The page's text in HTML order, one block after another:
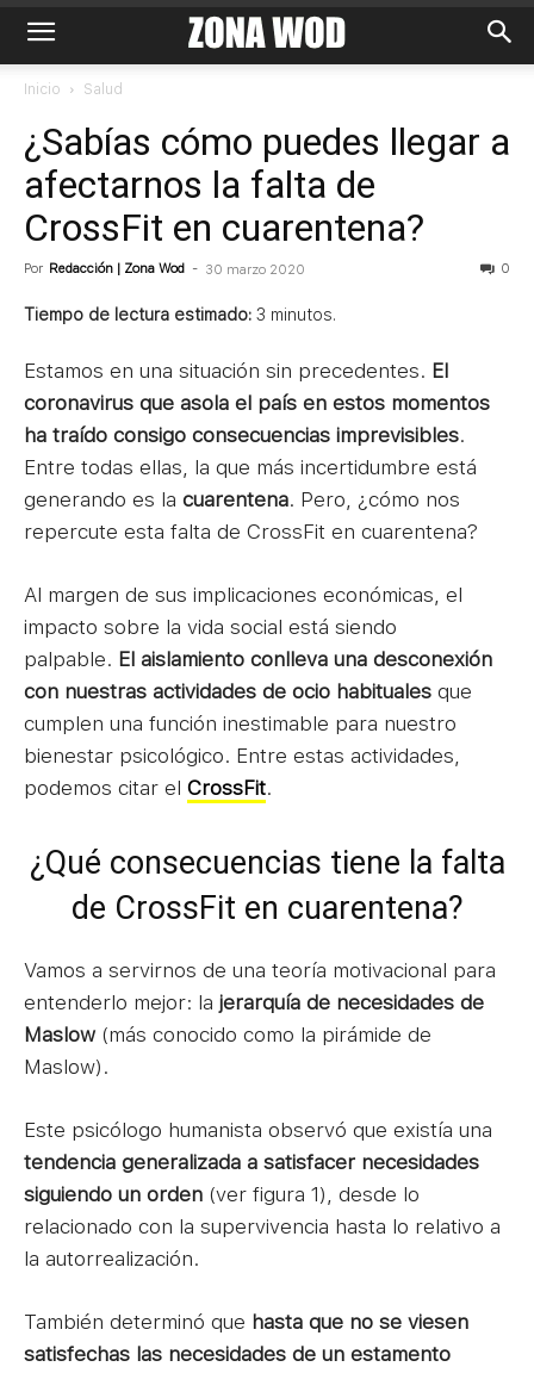
Inicio Salud
¿Sabías cómo puedes llegar a
afectarnos la falta de
CrossFit en cuarentena?
Por Redacción | Zona Wod - 30 marzo 2020 0
Tiempo de lectura estimado: 3 minutos.
Estamos en una situación sin precedentes. El
coronavirus que asola el país en estos momentos
ha traído consigo consecuencias imprevisibles.
Entre todas ellas, la que más incertidumbre está
generando es la cuarentena. Pero, ¿cómo nos
repercute esta falta de CrossFit en cuarentena?
Al margen de sus implicaciones económicas, el
impacto sobre la vida social está siendo
palpable. El aislamiento conlleva una desconexión
con nuestras actividades de ocio habituales que
cumplen una función inestimable para nuestro
bienestar psicológico. Entre estas actividades,
podemos citar el CrossFit.
¿Qué consecuencias tiene la falta
de CrossFit en cuarentena?
Vamos a servirnos de una teoría motivacional para
entenderlo mejor: la jerarquía de necesidades de
Maslow (más conocido como la pirámide de
Maslow).
Este psicólogo humanista observó que existía una
tendencia generalizada a satisfacer necesidades
siguiendo un orden (ver figura 1), desde lo
relacionado con la supervivencia hasta lo relativo a
la autorrealización.
También determinó que hasta que no se viesen
satisfechas las necesidades de un estamento